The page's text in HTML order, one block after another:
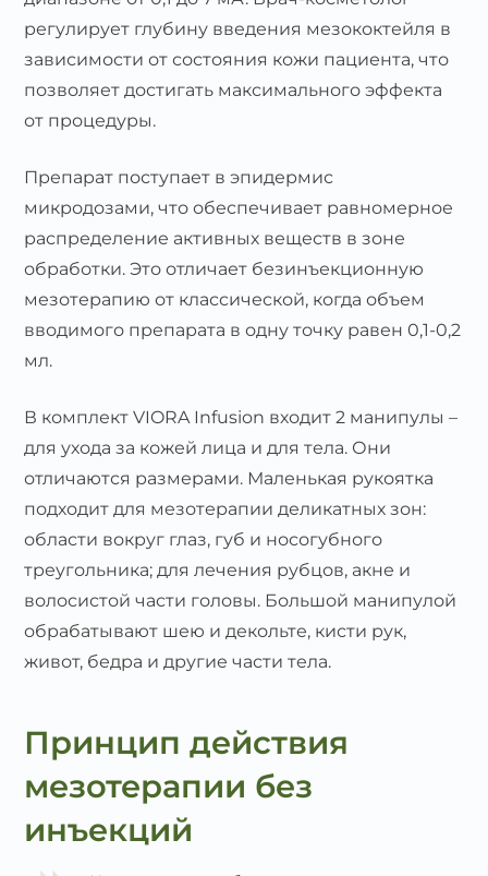
регулирует глубину введения мезококтейля в
зависимости от состояния кожи пациента, что
позволяет достигать максимального эффекта
от процедуры.
Препарат поступает в эпидермис
микродозами, что обеспечивает равномерное
распределение активных веществ в зоне
обработки. Это отличает безинъекционную
мезотерапию от классической, когда объем
вводимого препарата в одну точку равен 0,1-0,2
мл.
В комплект VIORA Infusion входит 2 манипулы –
для ухода за кожей лица и для тела. Они
отличаются размерами. Маленькая рукоятка
подходит для мезотерапии деликатных зон:
области вокруг глаз, губ и носогубного
треугольника; для лечения рубцов, акне и
волосистой части головы. Большой манипулой
обрабатывают шею и декольте, кисти рук,
живот, бедра и другие части тела.
Принцип действия
мезотерапии без
инъекций